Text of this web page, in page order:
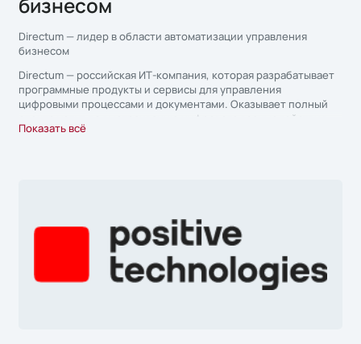
бизнесом
Directum — лидер в области автоматизации управления
бизнесом
Directum — российская ИТ-компания, которая разрабатывает
программные продукты и сервисы для управления
цифровыми процессами и документами. Оказывает полный
спектр услуг по выстраиванию цифрового взаимодействия:
анализирует бизнес-процессы, создает, внедряет и
Показать всё